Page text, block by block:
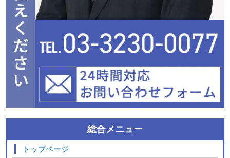
総合メニュー
トップページ